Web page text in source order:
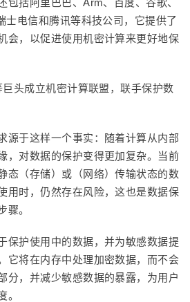
包括阿里巴巴、Arm、百度、谷歌、
士电信和腾讯等科技公司，它提供了
会，以促进使用机密计算来更好地保
源于这样一个事实：随着计算从内部
，对数据的保护变得更加复杂。当前
态（存储）或（网络）传输状态的数
用时，仍然存在风险，这也是数据保
骤。
保护使用中的数据，并为敏感数据提
它将在内存中处理加密数据，而不会
分，并减少敏感数据的暴露，为用户
。